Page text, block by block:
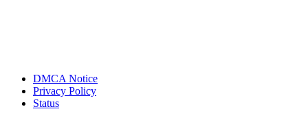
DMCA Notice
Privacy Policy
Status